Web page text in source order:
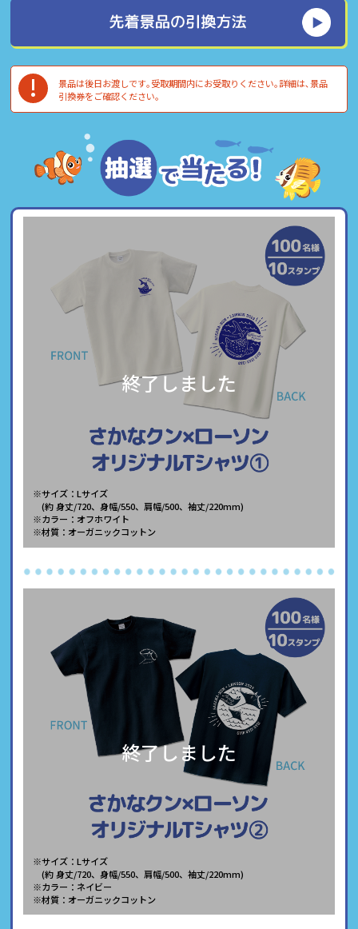
!
景品は後⽇お渡しです｡受取期間内にお受取りください｡詳細は､景品
引換券をご確認ください｡
終了しました
※サイズ：Lサイズ
(約 身丈/720、身幅/550、肩幅/500、袖丈/220mm)
※カラー：オフホワイト
※材質：オーガニックコットン
終了しました
※サイズ：Lサイズ
(約 身丈/720、身幅/550、肩幅/500、袖丈/220mm)
※カラー：ネイビー
※材質：オーガニックコットン